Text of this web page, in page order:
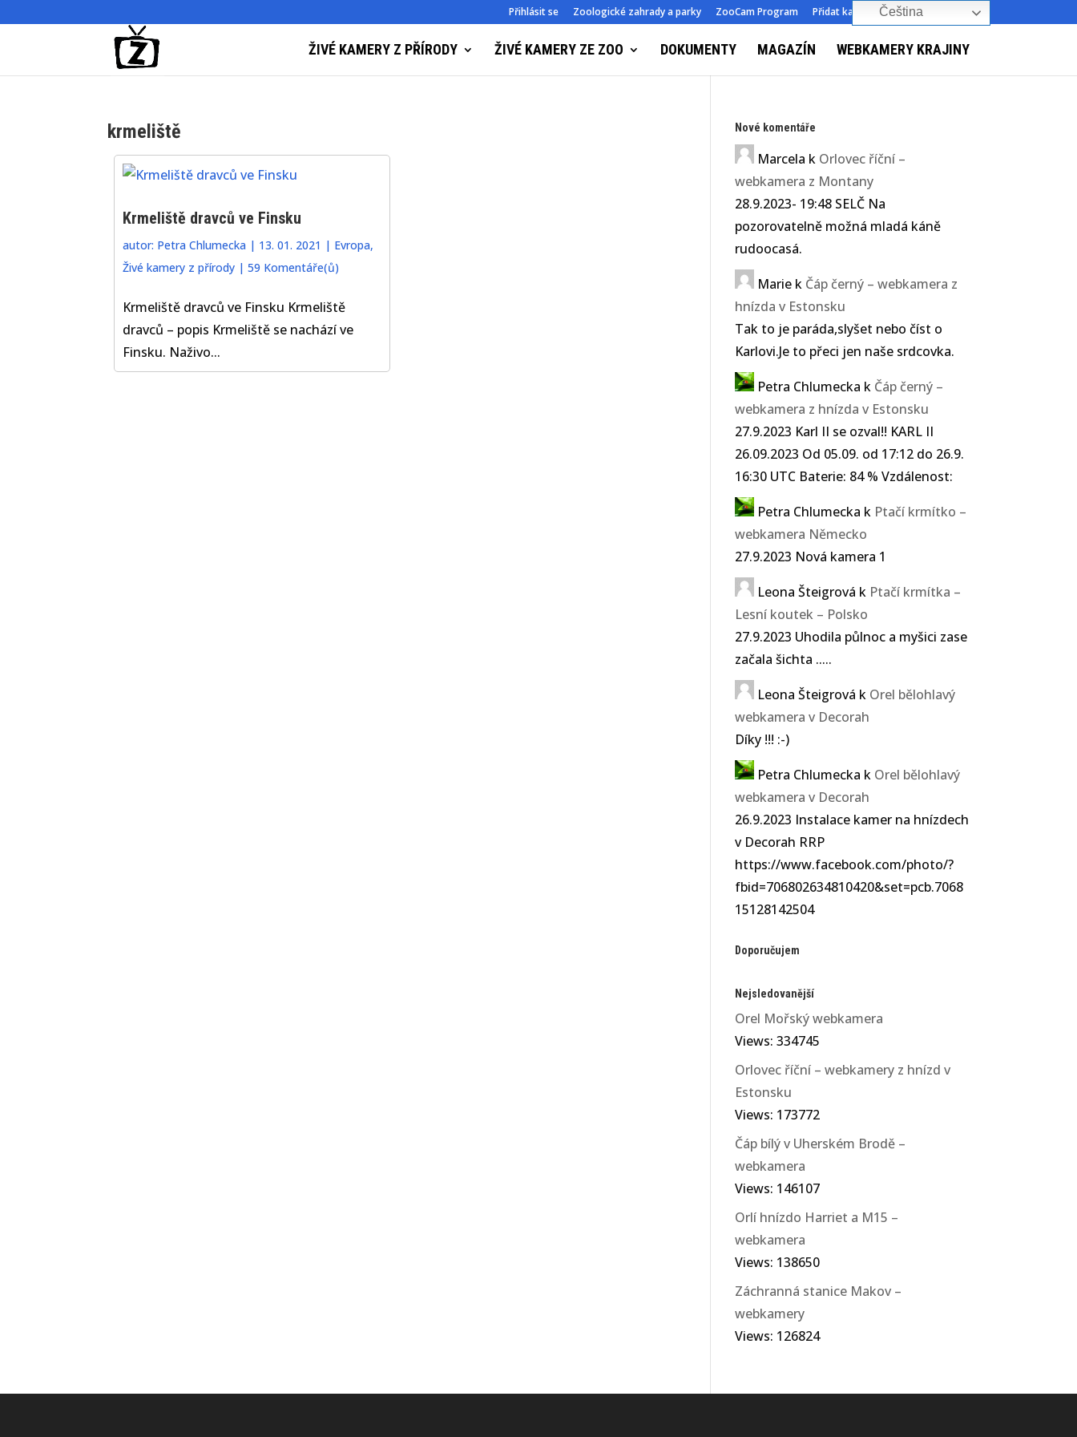
Přihlásit se Zoologické zahrady a parky ZooCam Program Přidat kameru O nás
ŽIVÉ KAMERY Z PŘÍRODY ŽIVÉ KAMERY ZE ZOO DOKUMENTY MAGAZÍN WEBKAMERY KRAJINY
krmeliště
Krmeliště dravců ve Finsku
autor: Petra Chlumecka| 13. 01. 2021 | Evropa,
Živé kamery z přírody| 59 Komentáře(ů)
Krmeliště dravců ve Finsku Krmeliště
dravců – popis Krmeliště se nachází ve
Finsku. Naživo...
Nové komentáře
Marcela k Orlovec říční –
webkamera z Montany
28.9.2023- 19:48 SELČ Na
pozorovatelně možná mladá káně
rudoocasá.
Marie k Čáp černý – webkamera z
hnízda v Estonsku
Tak to je paráda,slyšet nebo číst o
Karlovi.Je to přeci jen naše srdcovka.
Petra Chlumecka k Čáp černý –
webkamera z hnízda v Estonsku
27.9.2023 Karl II se ozval!! KARL II
26.09.2023 Od 05.09. od 17:12 do 26.9.
16:30 UTC Baterie: 84 % Vzdálenost:
Petra Chlumecka k Ptačí krmítko –
webkamera Německo
27.9.2023 Nová kamera 1
Leona Šteigrová k Ptačí krmítka –
Lesní koutek – Polsko
27.9.2023 Uhodila půlnoc a myšici zase
začala šichta .....
Leona Šteigrová k Orel bělohlavý
webkamera v Decorah
Díky !!! :-)
Petra Chlumecka k Orel bělohlavý
webkamera v Decorah
26.9.2023 Instalace kamer na hnízdech
v Decorah RRP
https://www.facebook.com/photo/?
fbid=706802634810420&set=pcb.7068
15128142504
Doporučujem
Nejsledovanější
Orel Mořský webkamera
Views: 334745
Orlovec říční – webkamery z hnízd v
Estonsku
Views: 173772
Čáp bílý v Uherském Brodě –
webkamera
Views: 146107
Orlí hnízdo Harriet a M15 –
webkamera
Views: 138650
Záchranná stanice Makov –
webkamery
Views: 126824
Čeština‎